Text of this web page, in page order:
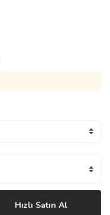
Hızlı Satın Al